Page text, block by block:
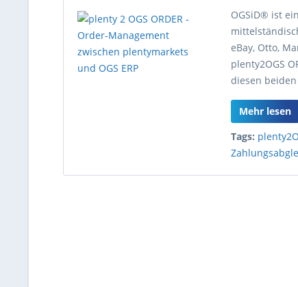
OGSiD® ist
eBay, Otto,
plenty2OGS
diesen beiden
Mehr lesen
Tags: